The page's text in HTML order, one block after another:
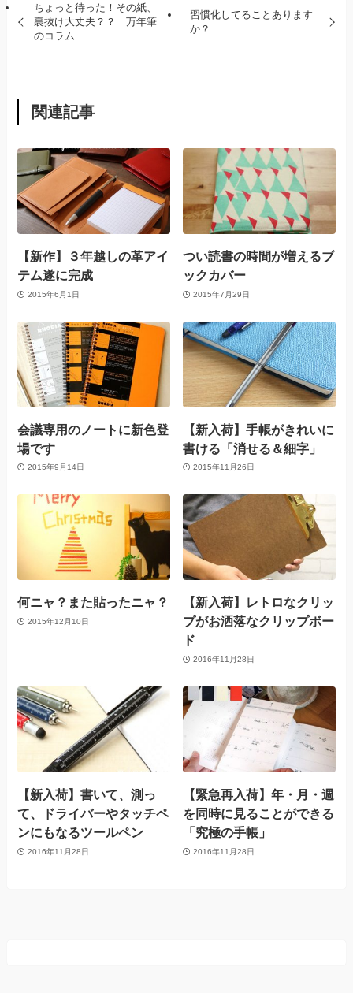
ちょっと待った！その紙、
裏抜け大丈夫？？｜万年筆
のコラム
習慣化してることあります
か？
関連記事
【新作】３年越しの革アイ
テム遂に完成
2015年6月1日
つい読書の時間が増えるブ
ックカバー
2015年7月29日
会議専用のノートに新色登
場です
2015年9月14日
【新入荷】手帳がきれいに
書ける「消せる＆細字」
2015年11月26日
何ニャ？また貼ったニャ？
2015年12月10日
【新入荷】レトロなクリッ
プがお洒落なクリップボー
ド
2016年11月28日
【新入荷】書いて、測っ
て、ドライバーやタッチペ
ンにもなるツールペン
2016年11月28日
【緊急再入荷】年・月・週
を同時に見ることができる
「究極の手帳」
2016年11月28日